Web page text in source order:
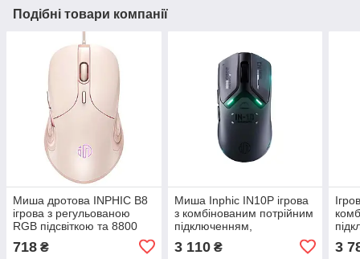
Подібні товари компанії
Миша дротова INPHIC B8
ігрова з регульованою
RGB підсвіткою та 8800
718 ₴
Миша Inphic IN10P ігрова
з комбінованим потрійним
підключенням,
регульованим RGB, 26000
DPI, 8kHz
3 110₴
з
3